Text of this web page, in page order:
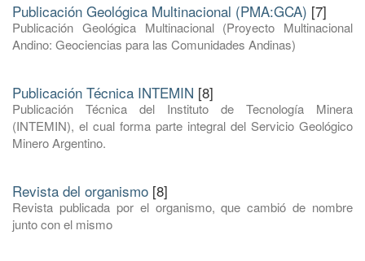
Publicación Geológica Multinacional (PMA:GCA) [7]
Publicación Geológica Multinacional (Proyecto Multinacional
Andino: Geociencias para las Comunidades Andinas)
Publicación Técnica INTEMIN [8]
Publicación Técnica del Instituto de Tecnología Minera
(INTEMIN), el cual forma parte integral del Servicio Geológico
Minero Argentino.
Revista del organismo [8]
Revista publicada por el organismo, que cambió de nombre
junto con el mismo